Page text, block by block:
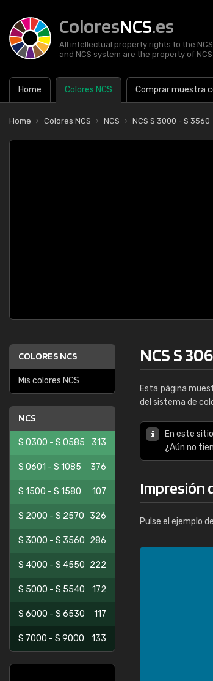
ColoresNCS.es
All intellectual property rights to the
and NCS system are the property of
Home Colores NCS Comprar muestra
Home Colores NCS NCS NCS S 3000 - S 3560
COLORES NCS
Mis colores NCS
NCS
S 0300 - S 0585 313
S 0601 - S 1085 376
S 1500 - S 1580 107
S 2000 - S 2570 326
S 3000 - S 3560 286
S 4000 - S 4550 222
S 5000 - S 5540 172
S 6000 - S 6530 117
S 7000 - S 9000 133
NCS S
Esta página
del sistema de
En este
¿Aún no
Impresión
Pulse el ejemplo